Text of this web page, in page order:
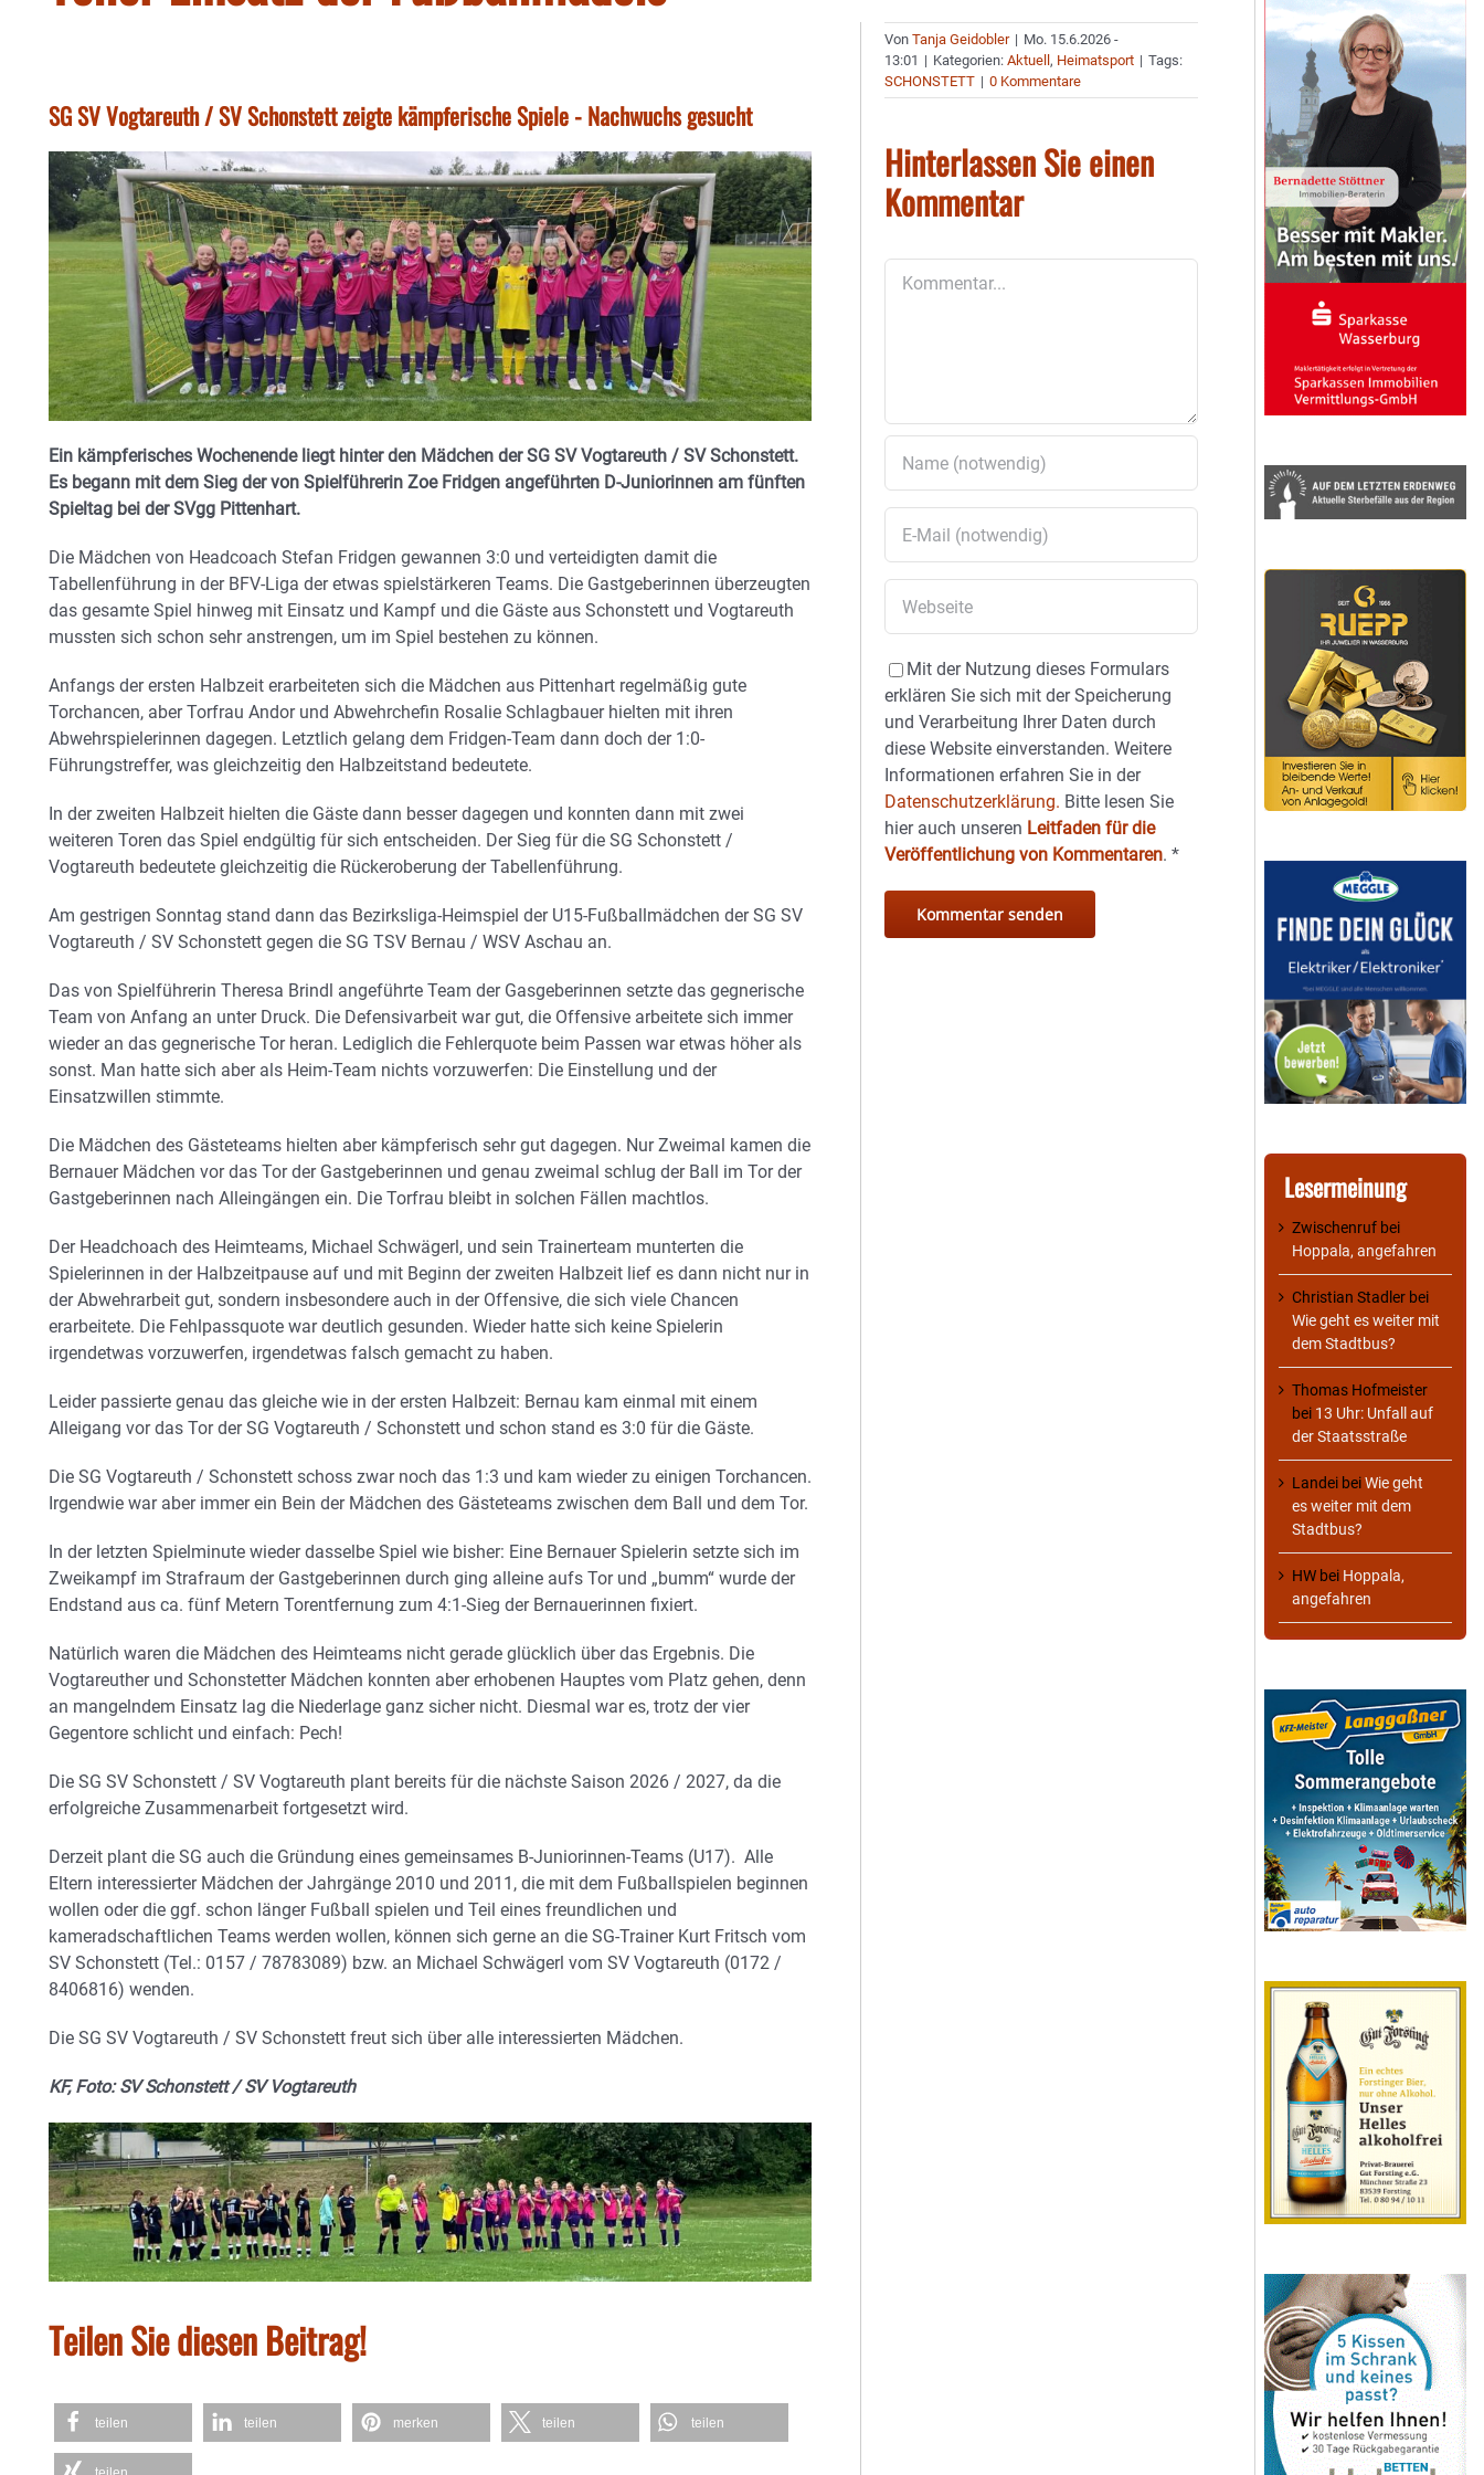
SG SV Vogtareuth / SV Schonstett zeigte kämpferische Spiele - Nachwuchs gesucht
Ein kämpferisches Wochenende liegt hinter den Mädchen der SG SV Vogtareuth / SV Schonstett.
Es begann mit dem Sieg der von Spielführerin Zoe Fridgen angeführten D-Juniorinnen am fünften
Spieltag bei der SVgg Pittenhart.
Die Mädchen von Headcoach Stefan Fridgen gewannen 3:0 und verteidigten damit die
Tabellenführung in der BFV-Liga der etwas spielstärkeren Teams. Die Gastgeberinnen überzeugten
das gesamte Spiel hinweg mit Einsatz und Kampf und die Gäste aus Schonstett und Vogtareuth
mussten sich schon sehr anstrengen, um im Spiel bestehen zu können.
Anfangs der ersten Halbzeit erarbeiteten sich die Mädchen aus Pittenhart regelmäßig gute
Torchancen, aber Torfrau Andor und Abwehrchefin Rosalie Schlagbauer hielten mit ihren
Abwehrspielerinnen dagegen. Letztlich gelang dem Fridgen-Team dann doch der 1:0-
Führungstreffer, was gleichzeitig den Halbzeitstand bedeutete.
In der zweiten Halbzeit hielten die Gäste dann besser dagegen und konnten dann mit zwei
weiteren Toren das Spiel endgültig für sich entscheiden. Der Sieg für die SG Schonstett /
Vogtareuth bedeutete gleichzeitig die Rückeroberung der Tabellenführung.
Am gestrigen Sonntag stand dann das Bezirksliga-Heimspiel der U15-Fußballmädchen der SG SV
Vogtareuth / SV Schonstett gegen die SG TSV Bernau / WSV Aschau an.
Das von Spielführerin Theresa Brindl angeführte Team der Gasgeberinnen setzte das gegnerische
Team von Anfang an unter Druck. Die Defensivarbeit war gut, die Offensive arbeitete sich immer
wieder an das gegnerische Tor heran. Lediglich die Fehlerquote beim Passen war etwas höher als
sonst. Man hatte sich aber als Heim-Team nichts vorzuwerfen: Die Einstellung und der
Einsatzwillen stimmte.
Die Mädchen des Gästeteams hielten aber kämpferisch sehr gut dagegen. Nur Zweimal kamen die
Bernauer Mädchen vor das Tor der Gastgeberinnen und genau zweimal schlug der Ball im Tor der
Gastgeberinnen nach Alleingängen ein. Die Torfrau bleibt in solchen Fällen machtlos.
Der Headchoach des Heimteams, Michael Schwägerl, und sein Trainerteam munterten die
Spielerinnen in der Halbzeitpause auf und mit Beginn der zweiten Halbzeit lief es dann nicht nur in
der Abwehrarbeit gut, sondern insbesondere auch in der Offensive, die sich viele Chancen
erarbeitete. Die Fehlpassquote war deutlich gesunden. Wieder hatte sich keine Spielerin
irgendetwas vorzuwerfen, irgendetwas falsch gemacht zu haben.
Leider passierte genau das gleiche wie in der ersten Halbzeit: Bernau kam einmal mit einem
Alleigang vor das Tor der SG Vogtareuth / Schonstett und schon stand es 3:0 für die Gäste.
Die SG Vogtareuth / Schonstett schoss zwar noch das 1:3 und kam wieder zu einigen Torchancen.
Irgendwie war aber immer ein Bein der Mädchen des Gästeteams zwischen dem Ball und dem Tor.
In der letzten Spielminute wieder dasselbe Spiel wie bisher: Eine Bernauer Spielerin setzte sich im
Zweikampf im Strafraum der Gastgeberinnen durch ging alleine aufs Tor und „bumm“ wurde der
Endstand aus ca. fünf Metern Torentfernung zum 4:1-Sieg der Bernauerinnen fixiert.
Natürlich waren die Mädchen des Heimteams nicht gerade glücklich über das Ergebnis. Die
Vogtareuther und Schonstetter Mädchen konnten aber erhobenen Hauptes vom Platz gehen, denn
an mangelndem Einsatz lag die Niederlage ganz sicher nicht. Diesmal war es, trotz der vier
Gegentore schlicht und einfach: Pech!
Die SG SV Schonstett / SV Vogtareuth plant bereits für die nächste Saison 2026 / 2027, da die
erfolgreiche Zusammenarbeit fortgesetzt wird.
Derzeit plant die SG auch die Gründung eines gemeinsames B-Juniorinnen-Teams (U17). Alle
Eltern interessierter Mädchen der Jahrgänge 2010 und 2011, die mit dem Fußballspielen beginnen
wollen oder die ggf. schon länger Fußball spielen und Teil eines freundlichen und
kameradschaftlichen Teams werden wollen, können sich gerne an die SG-Trainer Kurt Fritsch vom
SV Schonstett (Tel.: 0157 / 78783089) bzw. an Michael Schwägerl vom SV Vogtareuth (0172 /
8406816) wenden.
Die SG SV Vogtareuth / SV Schonstett freut sich über alle interessierten Mädchen.
KF, Foto: SV Schonstett / SV Vogtareuth
Teilen Sie diesen Beitrag!
teilen teilen merken teilen teilen
VonTanja Geidobler | Mo. 15.6.2026 -
13:01 | Kategorien:Aktuell, Heimatsport | Tags:
SCHONSTETT | 0 Kommentare
Hinterlassen Sie einen
Kommentar
Mit der Nutzung dieses Formulars
erklären Sie sich mit der Speicherung
und Verarbeitung Ihrer Daten durch
diese Website einverstanden. Weitere
Informationen erfahren Sie in der
Datenschutzerklärung. Bitte lesen Sie
hier auch unseren Leitfaden für die
Veröffentlichung von Kommentaren.*
Lesermeinung
Zwischenruf bei
Hoppala, angefahren
Christian Stadler bei
Wie geht es weiter mit
dem Stadtbus?
Thomas Hofmeister
bei 13 Uhr: Unfall auf
der Staatsstraße
Landei beiWie geht
es weiter mit dem
Stadtbus?
HW bei Hoppala,
angefahren